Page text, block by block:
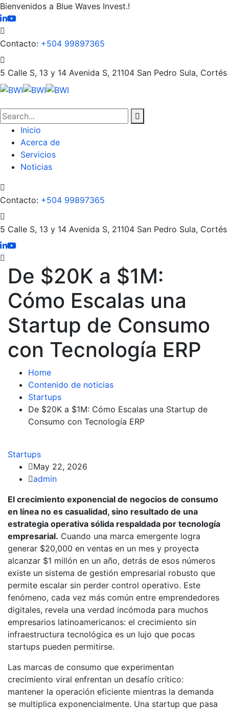
Bienvenidos a Blue Waves Invest.!
Contacto: +504 99897365
5 Calle S, 13 y 14 Avenida S, 21104 San Pedro Sula, Cortés
Inicio
Acerca de
Servicios
Noticias
Contacto: +504 99897365
5 Calle S, 13 y 14 Avenida S, 21104 San Pedro Sula, Cortés
De $20K a $1M:
Cómo Escalas una
Startup de Consumo
con Tecnología ERP
Home
Contenido de noticias
Startups
De $20K a $1M: Cómo Escalas una Startup de
Consumo con Tecnología ERP
Startups
May 22, 2026
admin
El crecimiento exponencial de negocios de consumo
en línea no es casualidad, sino resultado de una
estrategia operativa sólida respaldada por tecnología
empresarial. Cuando una marca emergente logra
generar $20,000 en ventas en un mes y proyecta
alcanzar $1 millón en un año, detrás de esos números
existe un sistema de gestión empresarial robusto que
permite escalar sin perder control operativo. Este
fenómeno, cada vez más común entre emprendedores
digitales, revela una verdad incómoda para muchos
empresarios latinoamericanos: el crecimiento sin
infraestructura tecnológica es un lujo que pocas
startups pueden permitirse.
Las marcas de consumo que experimentan
crecimiento viral enfrentan un desafío crítico:
mantener la operación eficiente mientras la demanda
se multiplica exponencialmente. Una startup que pasa